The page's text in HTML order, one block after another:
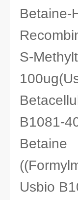
S-
B1081-
Usbio